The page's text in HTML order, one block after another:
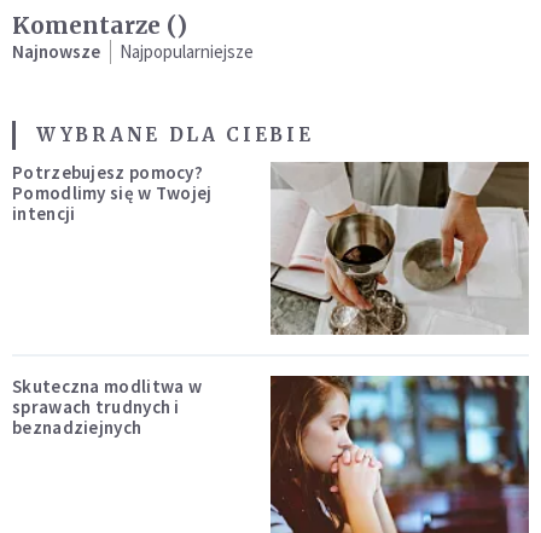
Komentarze ()
Najnowsze Najpopularniejsze
WYBRANE DLA CIEBIE
Potrzebujesz pomocy?
Pomodlimy się w Twojej
intencji
Skuteczna modlitwa w
sprawach trudnych i
beznadziejnych